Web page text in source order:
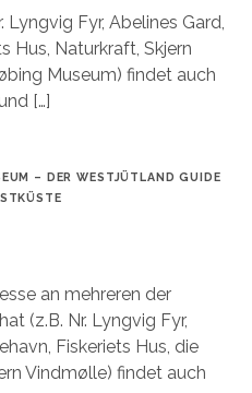
Lyngvig Fyr, Abelines Gard,
Hus, Naturkraft, Skjern
Museum) findet auch
[…]
– DER WESTJÜTLAND GUIDE
an mehreren der
(z.B. Nr. Lyngvig Fyr,
Fiskeriets Hus, die
Vindmølle) findet auch